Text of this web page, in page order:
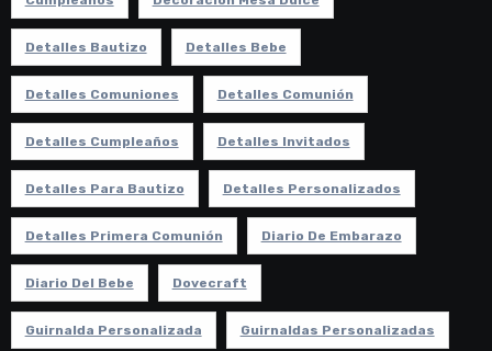
Detalles Bautizo Detalles Bebe
Detalles Comuniones Detalles Comunión
Detalles Cumpleaños Detalles Invitados
Detalles Para Bautizo Detalles Personalizados
Detalles Primera Comunión Diario De Embarazo
Diario Del Bebe Dovecraft
Guirnalda Personalizada Guirnaldas Personalizadas